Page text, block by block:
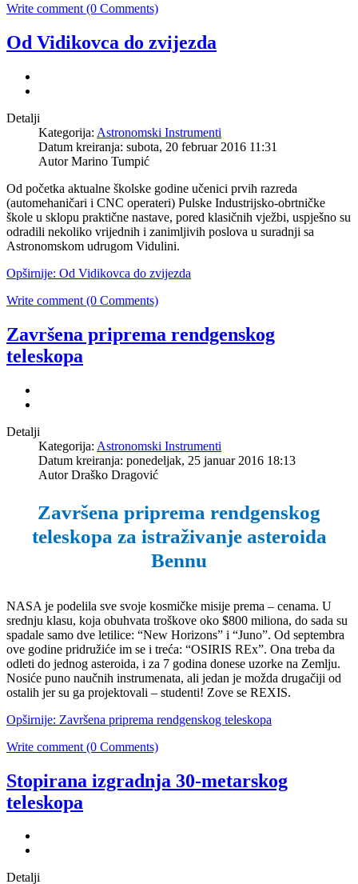
Write comment (0 Comments)
Od Vidikovca do zvijezda
Detalji
Kategorija: Astronomski Instrumenti
Datum kreiranja: subota, 20 februar 2016 11:31
Autor Marino Tumpić
Od početka aktualne školske godine učenici prvih razreda
(automehaničari i CNC operateri) Pulske Industrijsko-obrtničke
škole u sklopu praktične nastave, pored klasičnih vježbi, uspješno su
odradili nekoliko vrijednih i zanimljivih poslova u suradnji sa
Astronomskom udrugom Vidulini.
Opširnije: Od Vidikovca do zvijezda
Write comment (0 Comments)
Završena priprema rendgenskog
teleskopa
Detalji
Kategorija: Astronomski Instrumenti
Datum kreiranja: ponedeljak, 25 januar 2016 18:13
Autor Draško Dragović
Završena priprema rendgenskog
teleskopa za istraživanje asteroida
Bennu
NASA je podelila sve svoje kosmičke misije prema – cenama. U
srednju klasu, koja obuhvata troškove oko $800 miliona, do sada su
spadale samo dve letilice: “New Horizons” i “Juno”. Od septembra
ove godine pridružiće im se i treća: “OSIRIS REx”. Ona treba da
odleti do jednog asteroida, i za 7 godina donese uzorke na Zemlju.
Nosiće puno naučnih instrumenata, ali jedan je možda drugačiji od
ostalih jer su ga projektovali – studenti! Zove se REXIS.
Opširnije: Završena priprema rendgenskog teleskopa
Write comment (0 Comments)
Stopirana izgradnja 30-metarskog
teleskopa
Detalji